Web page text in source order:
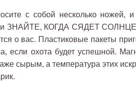
с собой несколько ножей,
и ЗНАЙТЕ, КОГДА СЯДЕТ СОЛНЦЕ.
о вас. Пластиковые пакеты
если охота будет успешной.
сырым, а температура этих